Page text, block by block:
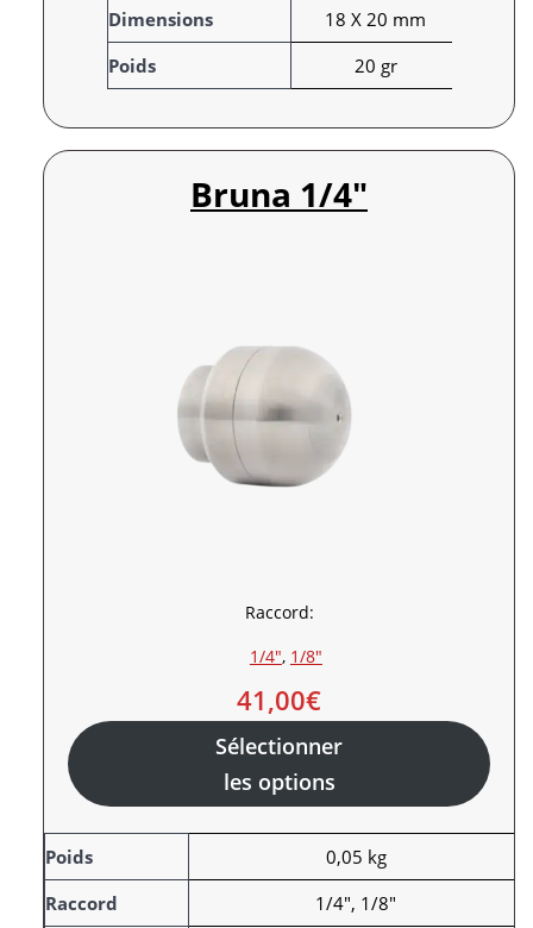
s
r
Dimensions
18 X 20 mm
Poids
20 gr
Bruna 1/4″
Raccord:
1/4″, 1/8″
41,00€
Sélectionner
les options
A
t
t
Poids
0,05 kg
Raccord
1/4", 1/8"